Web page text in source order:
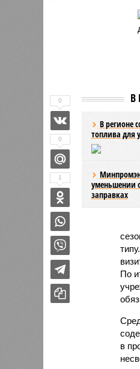
В
В регионе
топлива для
уменьшении
заправках
По
в
0
0
1